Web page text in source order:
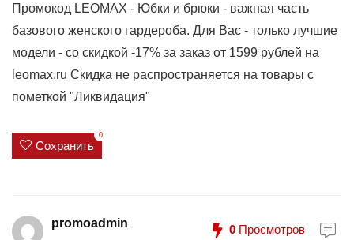
Промокод LEOMAX - Юбки и брюки - важная часть
базового женского гардероба. Для Вас - только лучшие
модели - со скидкой -17% за заказ от 1599 рублей на
leomax.ru Скидка не распространяется на товары с
пометкой "Ликвидация"
Сохранить
0
promoadmin 0 Просмотров